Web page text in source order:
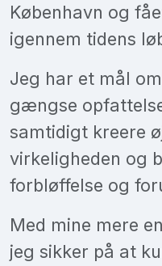
København og
igennem tidens
Jeg har et mål
gængse
samtidigt kreere
virkeligheden og
forbløffelse og
Med mine mere
jeg sikker på at